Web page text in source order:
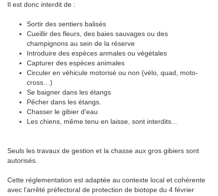
Il est donc interdit de :
Sortir des sentiers balisés
Cueillir des fleurs, des baies sauvages ou des
champignons au sein de la réserve
Introduire des espèces anmales ou végétales
Capturer des espèces animales
Circuler en véhicule motorisé ou non (vélo, quad, moto-
cross…)
Se baigner dans les étangs
Pêcher dans les étangs.
Chasser le gibier d'eau
Les chiens, même tenu en laisse, sont interdits...
Seuls les travaux de gestion et la chasse aux gros gibiers sont
autorisés.
Cette réglementation est adaptée au contexte local et cohérente
avec l’arrêté préfectoral de protection de biotope du 4 février